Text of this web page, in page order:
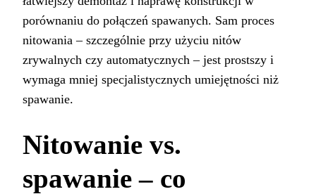
porównaniu do połączeń spawanych. Sam proces
nitowania – szczególnie przy użyciu nitów
zrywalnych czy automatycznych – jest prostszy i
wymaga mniej specjalistycznych umiejętności niż
spawanie.
Nitowanie vs.
spawanie – co